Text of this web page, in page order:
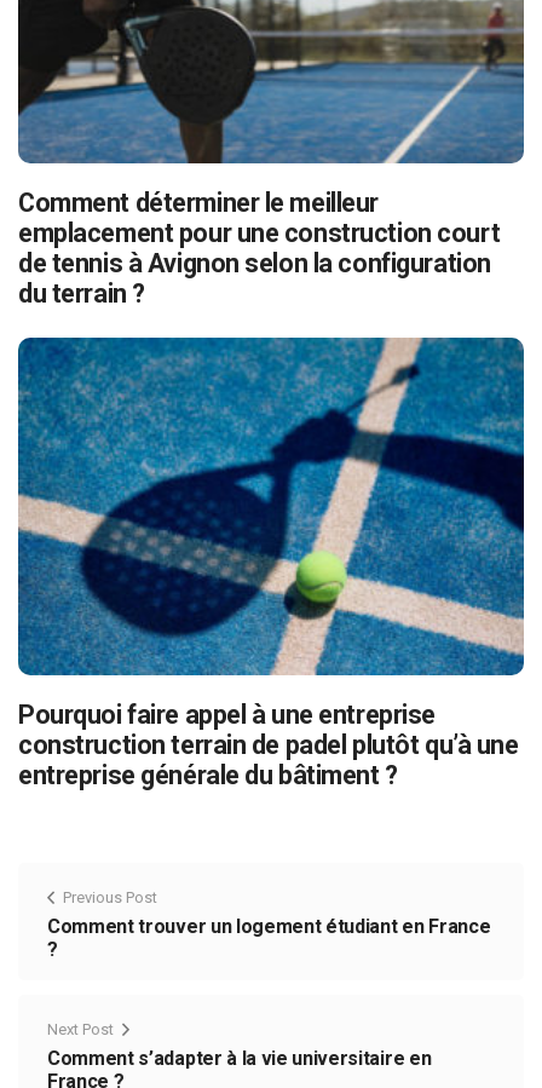
Comment déterminer le meilleur
emplacement pour une construction court
de tennis à Avignon selon la configuration
du terrain ?
Pourquoi faire appel à une entreprise
construction terrain de padel plutôt qu’à une
entreprise générale du bâtiment ?
Previous Post
Comment trouver un logement étudiant en France
?
Next Post
Comment s’adapter à la vie universitaire en
France ?